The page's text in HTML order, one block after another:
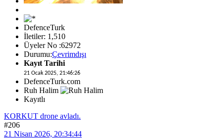
DefenceTurk
İletiler: 1,510
Üyeler No :62972
Durumu:Çevrimdışı
Kayıt Tarihi
21 Ocak 2025, 21:46:26
DefenceTurk.com
Ruh Halim
Kayıtlı
KORKUT drone avladı.
#206
21 Nisan 2026, 20:34:44